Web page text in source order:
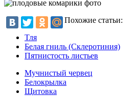
Похожие статьи:
Тля
Белая гниль (Склеротиния)
Пятнистость листьев
Мучнистый червец
Белокрылка
Щитовка